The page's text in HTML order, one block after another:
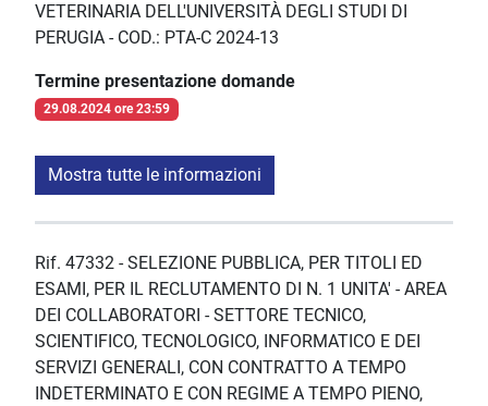
VETERINARIA DELL'UNIVERSITÀ DEGLI STUDI DI
PERUGIA - COD.: PTA-C 2024-13
Termine presentazione domande
29.08.2024 ore 23:59
Mostra tutte le informazioni
Rif. 47332 - SELEZIONE PUBBLICA, PER TITOLI ED
ESAMI, PER IL RECLUTAMENTO DI N. 1 UNITA' - AREA
DEI COLLABORATORI - SETTORE TECNICO,
SCIENTIFICO, TECNOLOGICO, INFORMATICO E DEI
SERVIZI GENERALI, CON CONTRATTO A TEMPO
INDETERMINATO E CON REGIME A TEMPO PIENO,